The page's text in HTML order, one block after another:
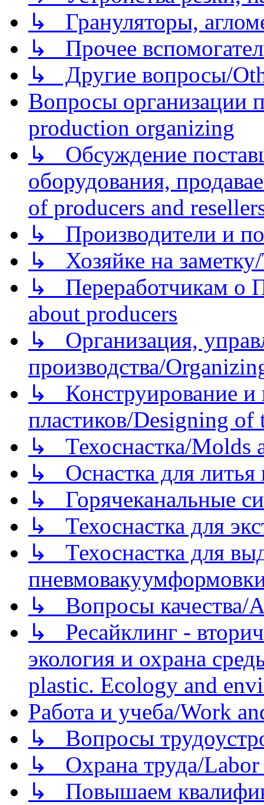
↳ Грануляторы,
↳ Прочее
↳ Другие вопросы/
Вопросы организации
production organizing
↳ Обсуждение
оборудования,
of producers and
↳ Производители и
↳ Хозяйке на
↳ Переработчикам о
about producers
↳ Организация,
производства/
↳ Конструирование и
пластиков/Designing of
↳ Техоснастка/Molds
↳ Оснастка для литья
↳ Горячеканальные
↳ Техоснастка для
↳ Техоснастка для
↳ Вопросы качества/
↳ Ресайклинг -
экология и охрана
plastic. Ecology and
Работа и учеба/Work
↳ Вопросы
↳ Охрана труда/Labor
↳ Повышаем